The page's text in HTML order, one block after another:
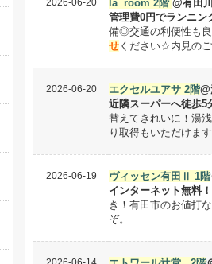
2026-06-20 la room 2階 @有田
管理費0円でランニ
備◎交通の利便性も
せ ください☆内見の
2026-06-20 エクセルユアサ 2階
近隣スーパーへ徒歩5
替えてきれいに！湯
り取得もいただけま
2026-06-19 ヴィッセン有田Ⅱ 1階
インターネット無料
き！ 有田市のお値打
ぞ。